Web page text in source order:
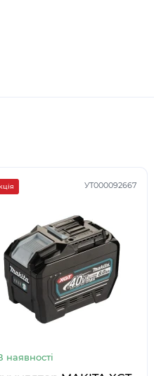
УТ000092667
наявності